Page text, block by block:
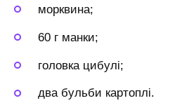
морквина;
60 г манки;
головка цибулі;
два бульби картоплі.